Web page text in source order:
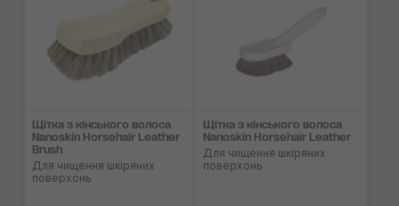
Щітка з кінського волоса
Nanoskin Horsehair Leather
Brush
Для чищення шкіряних
поверхонь
Щітка з кінського волоса
Nanoskin Horsehair Leather
Для чищення шкіряних
поверхонь